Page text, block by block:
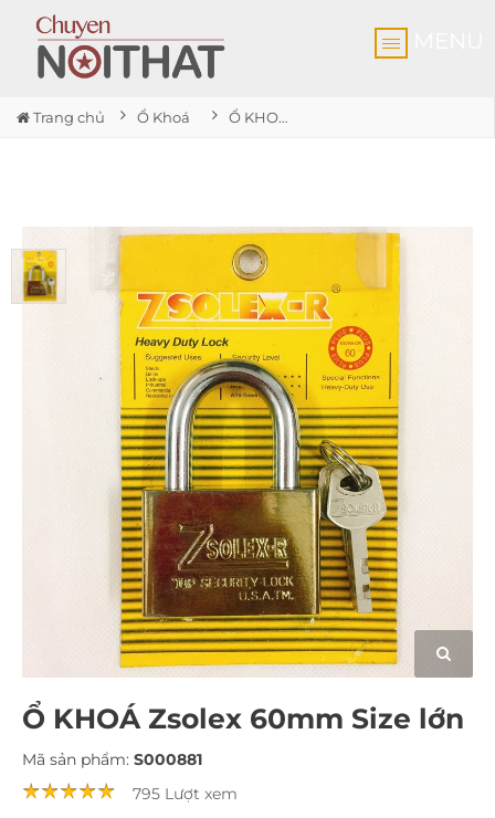
Trang chủ Ổ Khoá Ổ KHOÁ Zsolex 60mm Size lớn
Ổ KHOÁ Zsolex 60mm Size lớn
Mã sản phẩm: S000881
795 Lượt xem